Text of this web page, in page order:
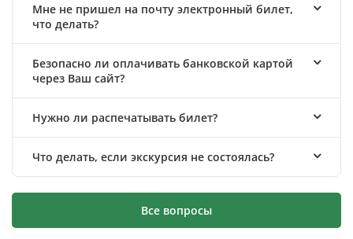
Мне не пришел на почту электронный билет,
что делать?
Безопасно ли оплачивать банковской картой
через Ваш сайт?
Нужно ли распечатывать билет?
Что делать, если экскурсия не состоялась?
Все вопросы